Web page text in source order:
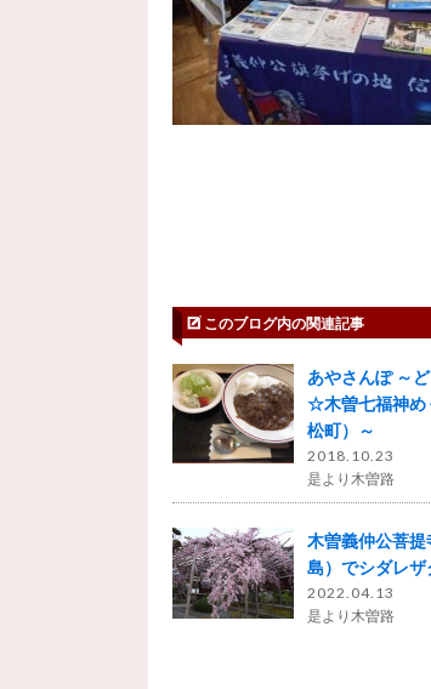
このブログ内の関連記事
あやさんぽ ～
☆木曽七福神め
松町）～
2018.10.23
是より木曽路
木曽義仲公菩
島）でシダレザ
2022.04.13
是より木曽路